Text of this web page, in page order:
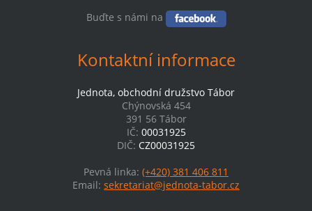
Buďte s námi na
Kontaktní informace
Jednota, obchodní družstvo Tábor
Chýnovská 454
391 56 Tábor
IČ: 00031925
DIČ: CZ00031925
Pevná linka: (+420) 381 406 811
Email: sekretariat@jednota-tabor.cz